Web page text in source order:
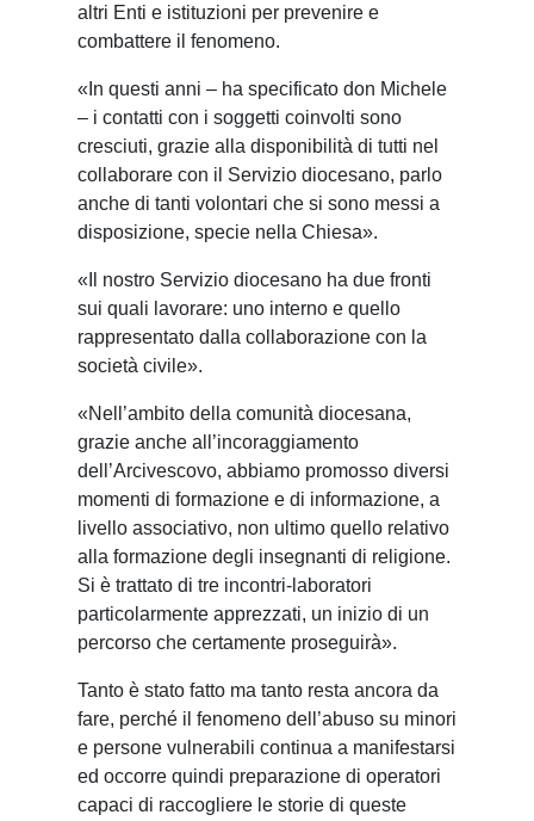
altri Enti e istituzioni per prevenire e
combattere il fenomeno.
«In questi anni – ha specificato don Michele
– i contatti con i soggetti coinvolti sono
cresciuti, grazie alla disponibilità di tutti nel
collaborare con il Servizio diocesano, parlo
anche di tanti volontari che si sono messi a
disposizione, specie nella Chiesa».
«Il nostro Servizio diocesano ha due fronti
sui quali lavorare: uno interno e quello
rappresentato dalla collaborazione con la
società civile».
«Nell’ambito della comunità diocesana,
grazie anche all’incoraggiamento
dell’Arcivescovo, abbiamo promosso diversi
momenti di formazione e di informazione, a
livello associativo, non ultimo quello relativo
alla formazione degli insegnanti di religione.
Si è trattato di tre incontri-laboratori
particolarmente apprezzati, un inizio di un
percorso che certamente proseguirà».
Tanto è stato fatto ma tanto resta ancora da
fare, perché il fenomeno dell’abuso su minori
e persone vulnerabili continua a manifestarsi
ed occorre quindi preparazione di operatori
capaci di raccogliere le storie di queste